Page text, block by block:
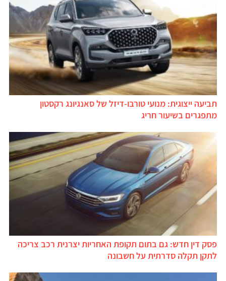
תביעה ייצוגית: מנועי טורבו-דיזל של סאנגיונג רקסטון
מתפגרים בשיעור חריג
פסק דין חדש: גם בתום תקופת האחריות יצרנית רכב צריכה
לתקן תקלה סדרתית על חשבונה